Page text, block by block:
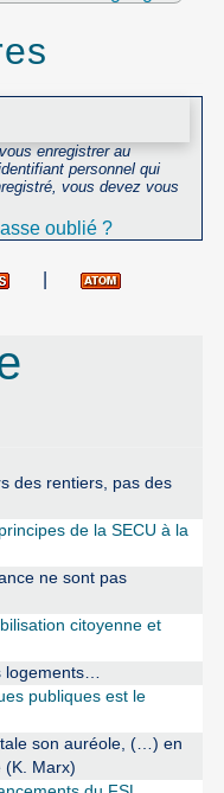
enregistrer au
personnel qui
vous devez vous
oublié ?
des rentiers, pas des
de la SECU à la
ne sont pas
citoyenne et
logements…
publiques est le
son auréole, (…) en
(K. Marx)